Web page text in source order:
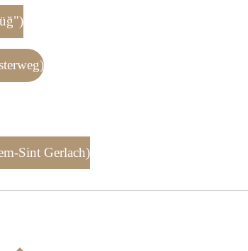
Sint Gerlach)